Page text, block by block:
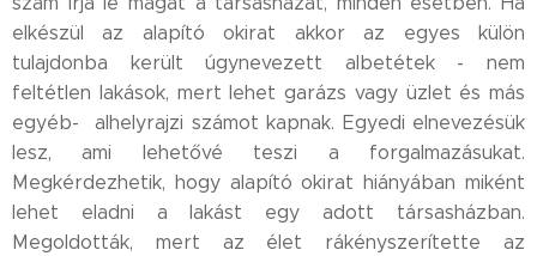
elkészül az alapító okirat akkor az egyes külön
tulajdonba került úgynevezett albetétek - nem
feltétlen lakások, mert lehet garázs vagy üzlet és más
egyéb- alhelyrajzi számot kapnak. Egyedi elnevezésük
lesz, ami lehetővé teszi a forgalmazásukat.
Megkérdezhetik, hogy alapító okirat hiányában miként
lehet eladni a lakást egy adott társasházban.
Megoldották, mert az élet rákényszerítette az